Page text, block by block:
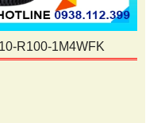
R100-1M4WFK